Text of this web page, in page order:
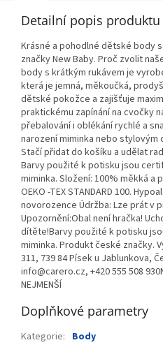
Detailní popis produktu
Krásné a pohodlné dětské body
značky New Baby. Proč zvolit
body s krátkým rukávem je
která je jemná, měkoučká,
dětské pokožce a zajišťuje
praktickému zapínání na cvočky
přebalování i oblékání rychlé a
narození miminka nebo stylovým
Stačí přidat do košíku a udělat
Barvy použité k potisku jsou
miminka. Složení: 100% měkká a
OEKO -TEX STANDARD 100.
novorozence Údržba: Lze prát v
Upozornění:Obal není hračka!
dítěte!Barvy použité k potisku
miminka. Produkt české značky.
311, 739 84 Písek u Jablunkova,
info@carero.cz, +420 555 508
NEJMENŠÍ
Doplňkové parametry
Kategorie: Body